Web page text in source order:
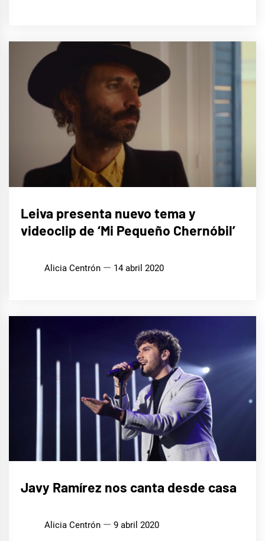
Leiva presenta nuevo tema y
videoclip de ‘Mi Pequeño Chernóbil’
Alicia Centrón 14 abril 2020
Javy Ramírez nos canta desde casa
Alicia Centrón 9 abril 2020